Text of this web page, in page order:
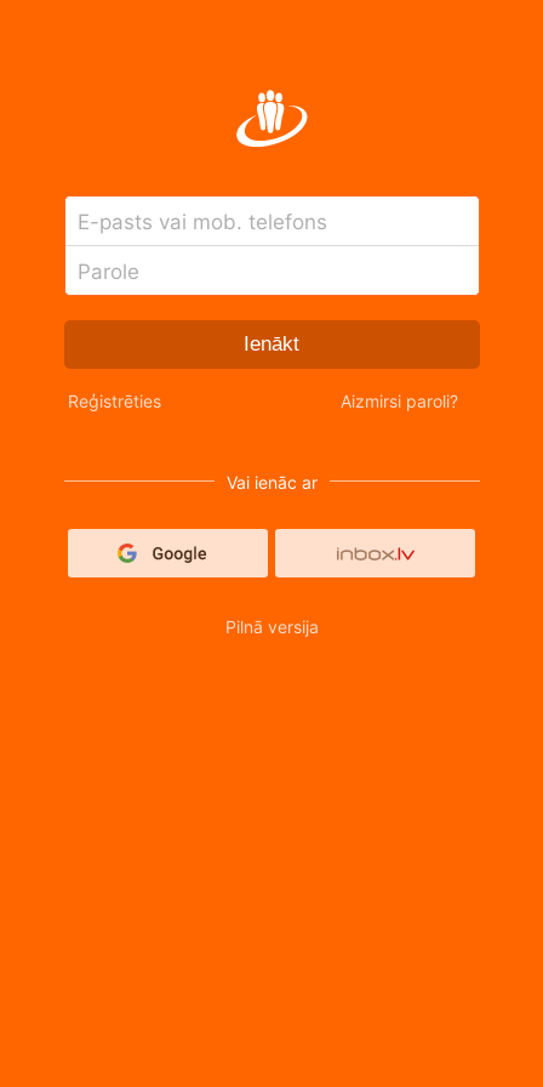
E-pasts vai mob. telefons
Parole
Ienākt
Reģistrēties Aizmirsi paroli?
Vai ienāc ar
Pilnā versija